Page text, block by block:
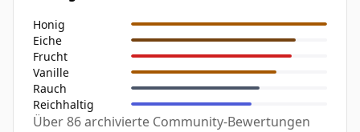
Honig
Eiche
Frucht
Vanille
Rauch
Reichhaltig
Über 86 archivierte Community-Bewertungen